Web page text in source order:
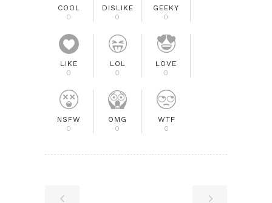
COOL
0
DISLIKE
0
GEEKY
0
LIKE
0
LOL
0
LOVE
0
NSFW
0
OMG
0
WTF
0